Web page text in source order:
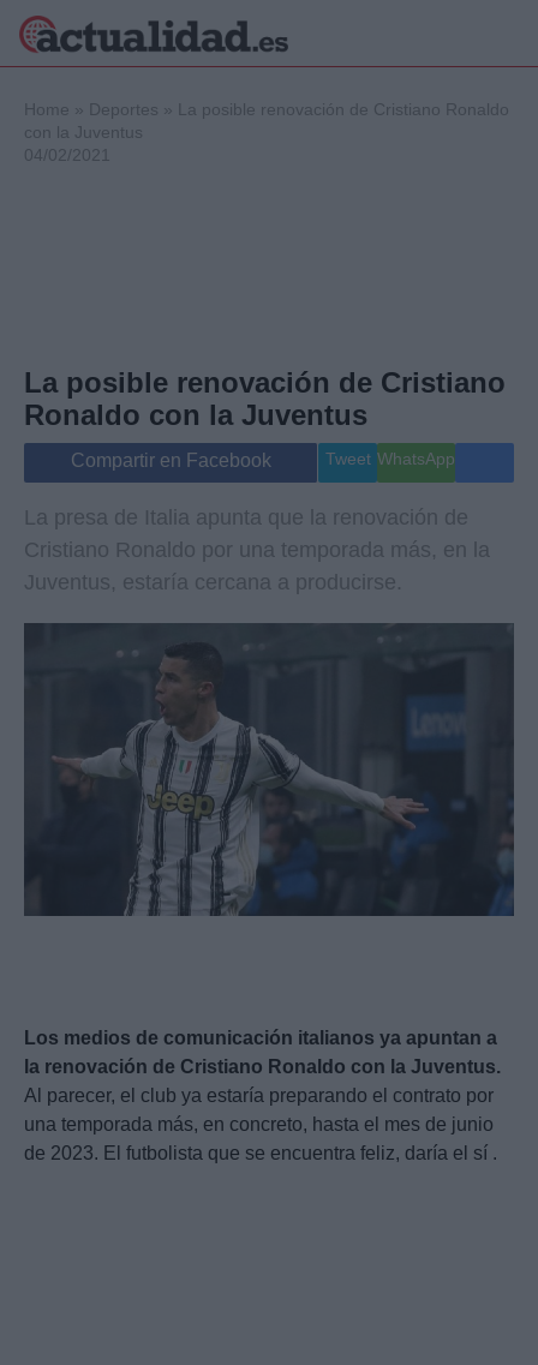
Internacional
Viajes
Gente
Musica
Home » Deportes »
La posible renovación de Cristiano Ronaldo
con la Juventus
04/02/2021
La posible renovación de Cristiano
Ronaldo con la Juventus
Compartir en Facebook Tweet WhatsApp
La presa de Italia apunta que la renovación de
Cristiano Ronaldo por una temporada más, en la
Juventus, estaría cercana a producirse.
Los medios de comunicación italianos ya apuntan a
la renovación de Cristiano Ronaldo con la Juventus.
Al parecer, el club ya estaría preparando el contrato por
una temporada más, en concreto, hasta el mes de junio
de 2023. El futbolista que se encuentra feliz, daría el sí .